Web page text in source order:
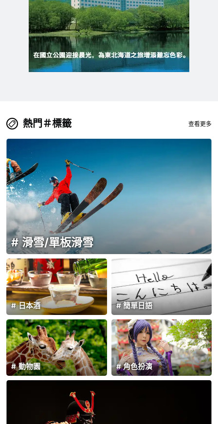
熱門＃標籤 查看更多
滑雪/單板滑雪
日本酒 簡單日語
動物園 角色扮演